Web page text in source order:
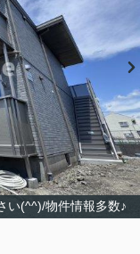
い(^^)/物件情報多数♪